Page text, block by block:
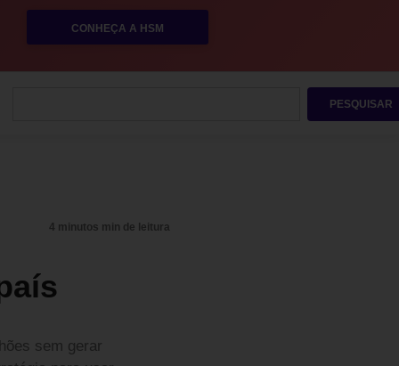
CONHEÇA A HSM
PESQUISAR
4 minutos min de leitura
sem gerar